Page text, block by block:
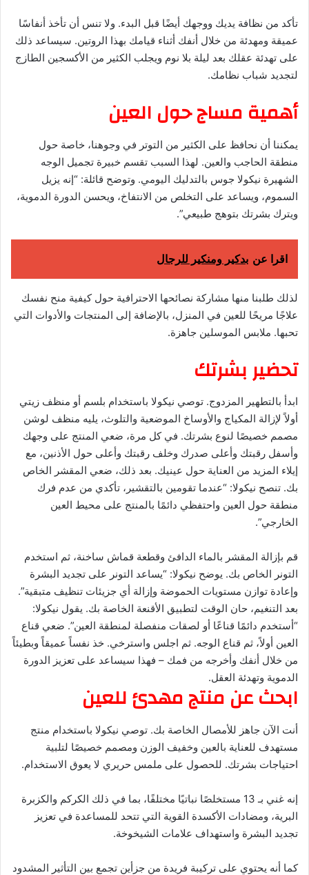
تأكد من نظافة يديك ووجهك أيضًا قبل البدء. ولا تنس أن تأخذ أنفاسًا
عميقة ومهدئة من خلال أنفك أثناء قيامك بهذا الروتين. سيساعد ذلك
على تهدئة عقلك بعد ليلة بلا نوم ويجلب الكثير من الأكسجين الطازج
لتجديد شباب نظامك.
أهمية مساج حول العين
يمكننا أن نحافظ على الكثير من التوتر في وجوهنا، خاصة حول
منطقة الحاجب والعين. لهذا السبب تقسم خبيرة تجميل الوجه
الشهيرة نيكولا جوس بالتدليك اليومي. وتوضح قائلة: “إنه يزيل
السموم، ويساعد على التخلص من الانتفاخ، ويحسن الدورة الدموية،
ويترك بشرتك بتوهج طبيعي”.
اقرا عن بدكير ومنكير للرجال
لذلك طلبنا منها مشاركة نصائحها الاحترافية حول كيفية منح نفسك
علاجًا مريحًا للعين في المنزل، بالإضافة إلى المنتجات والأدوات التي
تحبها. ملابس الموسلين جاهزة.
تحضير بشرتك
ابدأ بالتطهير المزدوج. توصي نيكولا باستخدام بلسم أو منظف زيتي
أولاً لإزالة المكياج والأوساخ الموضعية والتلوث، يليه منظف لوشن
مصمم خصيصًا لنوع بشرتك. في كل مرة، ضعي المنتج على وجهك
وأسفل رقبتك وأعلى صدرك وخلف رقبتك وأعلى حول الأذنين، مع
إيلاء المزيد من العناية حول عينيك. بعد ذلك، ضعي المقشر الخاص
بك. تنصح نيكولا: “عندما تقومين بالتقشير، تأكدي من عدم فرك
منطقة حول العين واحتفظي دائمًا بالمنتج على محيط العين
الخارجي”.
قم بإزالة المقشر بالماء الدافئ وقطعة قماش ساخنة، ثم استخدم
التونر الخاص بك. يوضح نيكولا: “يساعد التونر على تجديد البشرة
وإعادة توازن مستويات الحموضة وإزالة أي جزيئات تنظيف متبقية”.
بعد التنغيم، حان الوقت لتطبيق الأقنعة الخاصة بك. يقول نيكولا:
“أستخدم دائمًا قناعًا أو لصقات منفصلة لمنطقة العين”. ضعي قناع
العين أولاً، ثم قناع الوجه. ثم اجلس واسترخي. خذ نفساً عميقاً وبطيئاً
من خلال أنفك وأخرجه من فمك – فهذا سيساعد على تعزيز الدورة
الدموية وتهدئة العقل.
ابحث عن منتج مهدئ للعين
أنت الآن جاهز للأمصال الخاصة بك. توصي نيكولا باستخدام منتج
مستهدف للعناية بالعين وخفيف الوزن ومصمم خصيصًا لتلبية
احتياجات بشرتك. للحصول على ملمس حريري لا يعوق الاستخدام.
إنه غني بـ 13 مستخلصًا نباتيًا مختلفًا، بما في ذلك الكركم والكزبرة
البرية، ومضادات الأكسدة القوية التي تتحد للمساعدة في تعزيز
تجديد البشرة واستهداف علامات الشيخوخة.
كما أنه يحتوي على تركيبة فريدة من جزأين تجمع بين التأثير المشدود